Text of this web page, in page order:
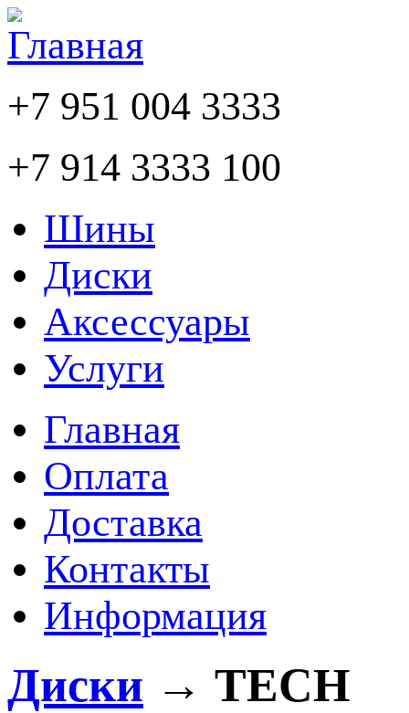
+7 951 004 3333
+7 914 3333 100
Шины
Диски
Аксессуары
Услуги
Главная
Оплата
Доставка
Контакты
Информация
Диски → TECH